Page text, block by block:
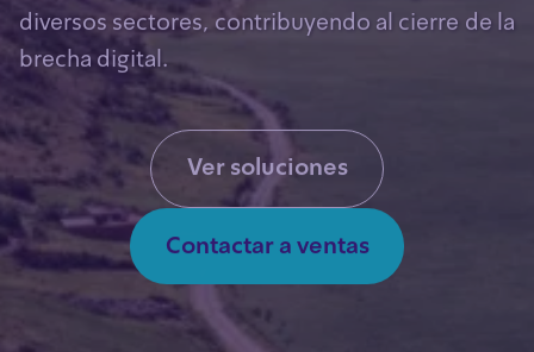
diversos sectores, contribuyendo al cierre de la
brecha digital.
Ver soluciones
Contactar a ventas